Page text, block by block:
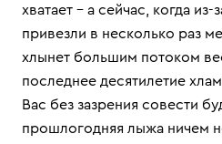
хватает – а сейчас, когда из-
привезли в несколько раз
хлынет большим потоком
последнее десятилетие
Вас без зазрения совести
прошлогодняя лыжа ничем